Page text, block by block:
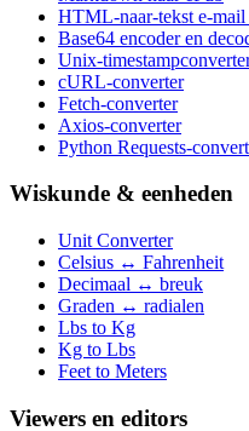
HTML-naar-tekst e-mail
Base64 encoder en
Unix-
cURL-converter
Fetch-converter
Axios-converter
Python Requests-
Wiskunde & eenheden
Unit Converter
Celsius ↔ Fahrenheit
Decimaal ↔ breuk
Graden ↔ radialen
Lbs to Kg
Kg to Lbs
Feet to Meters
Viewers en editors